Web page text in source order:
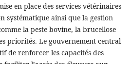
en place des services vétérinaires
systématique ainsi que la gestion
la peste bovine, la brucellose
priorités. Le gouvernement central
de renforcer les capacités des